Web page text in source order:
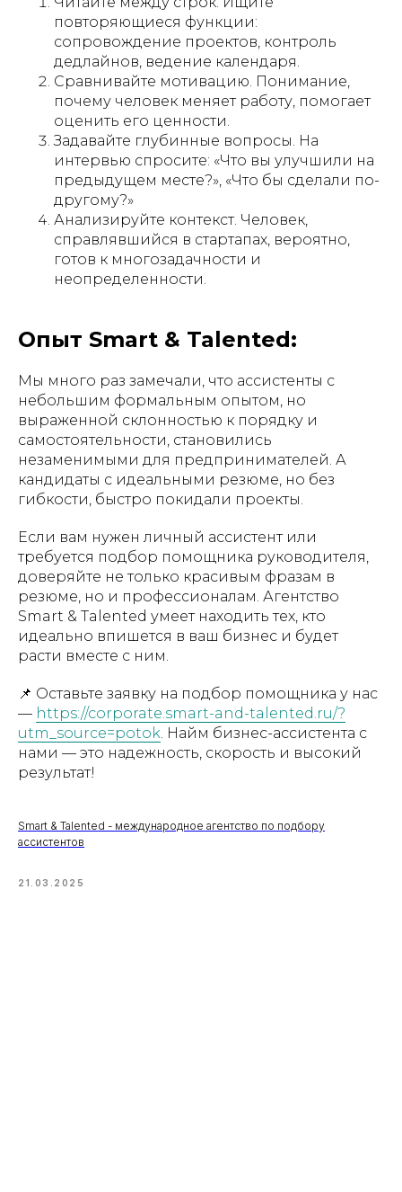
повторяющиеся функции:
сопровождение проектов, контроль
дедлайнов, ведение календаря.
Сравнивайте мотивацию. Понимание,
почему человек меняет работу, помогает
оценить его ценности.
Задавайте глубинные вопросы. На
интервью спросите: «Что вы улучшили на
предыдущем месте?», «Что бы сделали по-
другому?»
Анализируйте контекст. Человек,
справлявшийся в стартапах, вероятно,
готов к многозадачности и
неопределенности.
Опыт Smart & Talented:
Мы много раз замечали, что ассистенты с
небольшим формальным опытом, но
выраженной склонностью к порядку и
самостоятельности, становились
незаменимыми для предпринимателей. А
кандидаты с идеальными резюме, но без
гибкости, быстро покидали проекты.
Если вам нужен личный ассистент или
требуется подбор помощника руководителя,
доверяйте не только красивым фразам в
резюме, но и профессионалам. Агентство
Smart & Talented умеет находить тех, кто
идеально впишется в ваш бизнес и будет
расти вместе с ним.
📌 Оставьте заявку на подбор помощника у нас
— https://corporate.smart-and-talented.ru/?
utm_source=potok . Найм бизнес-ассистента с
нами — это надежность, скорость и высокий
результат!
Smart & Talented - международное агентство по подбору
ассистентов
21.03.2025